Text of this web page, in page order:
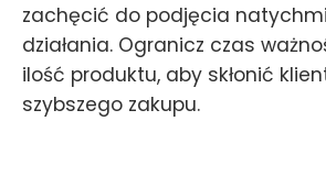
zachęcić do podjęcia
działania. Ogranicz czas
ilość produktu, aby skłonić
szybszego zakupu.